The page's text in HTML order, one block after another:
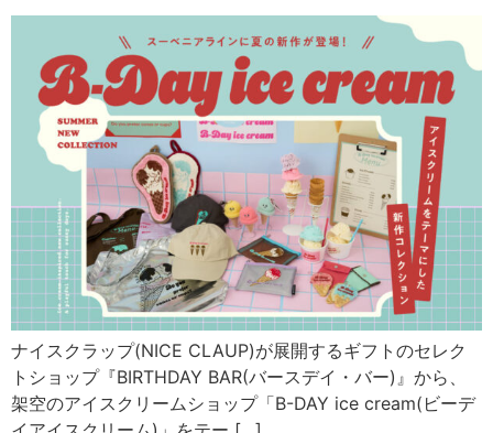
ナイスクラップ(NICE CLAUP)が展開するギフトのセレク
トショップ『BIRTHDAY BAR(バースデイ・バー)』から、
架空のアイスクリームショップ「B-DAY ice cream(ビーデ